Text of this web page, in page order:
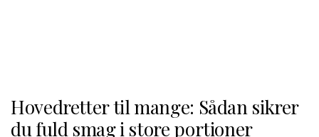
Hovedretter til mange: Sådan sikrer
du fuld smag i store portioner